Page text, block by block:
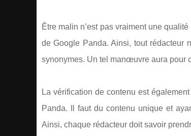
Être malin n’est pas vraiment une
de Google Panda. Ainsi, tout rédacteur
synonymes. Un tel manœuvre aura pour
La vérification de contenu est
Panda. Il faut du contenu unique et
Ainsi, chaque rédacteur doit savoir